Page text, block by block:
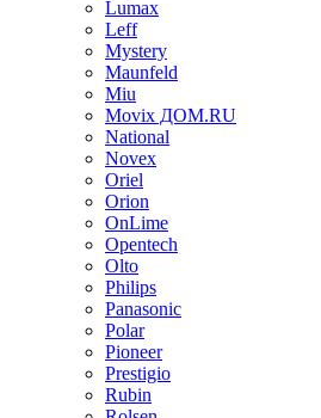
Lumax
Leff
Mystery
Maunfeld
Miu
Movix ДОМ.RU
National
Novex
Oriel
Orion
OnLime
Opentech
Olto
Philips
Panasonic
Polar
Pioneer
Prestigio
Rubin